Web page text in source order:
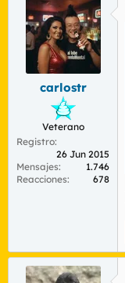
carlostr
Veterano
Registro
26 Jun 2015
Mensajes
1.746
Reacciones
678